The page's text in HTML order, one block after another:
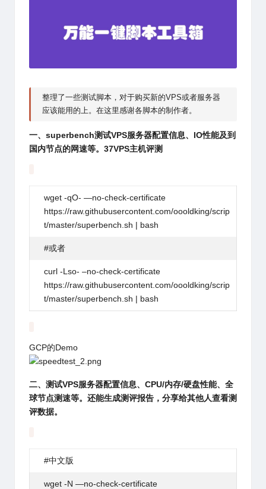
整理了一些测试脚本，对于购买新的VPS或者服务器
应该能用的上。在这里感谢各脚本的制作者。
一、superbench测试VPS服务器配置信息、IO性能及到
国内节点的网速等。37VPS主机评测
wget -qO- —no-check-certificate
https://raw.githubusercontent.com/oooldking/scrip
t/master/superbench.sh | bash
#或者
curl -Lso- –no-check-certificate
https://raw.githubusercontent.com/oooldking/scrip
t/master/superbench.sh | bash
GCP的Demo
二、测试VPS服务器配置信息、CPU/内存/硬盘性能、全
球节点测速等。还能生成测评报告，分享给其他人查看测
评数据。
#中文版
wget -N —no-check-certificate